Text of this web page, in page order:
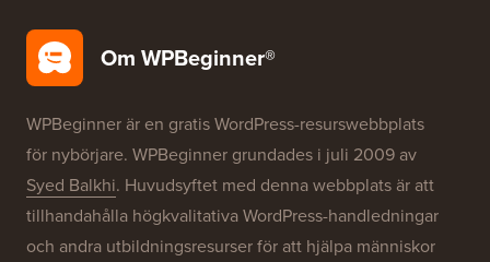
Gratis blogginstallation
Våra varumärken
Om WPBeginner®